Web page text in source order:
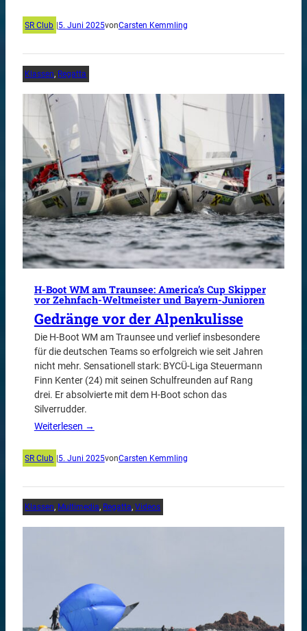
SR Club |5. Juni 2025vonCarsten Kemmling
Klassen, Regatta
H-Boot WM am Traunsee: America’s Cup Skipper
vor Zehnfach-Weltmeister und Bayern-Junioren
Gedränge vor der Alpenkulisse
Die H-Boot WM am Traunsee und verlief insbesondere
für die deutschen Teams so erfolgreich wie seit Jahren
nicht mehr. Sensationell stark: BYCÜ-Liga Steuermann
Finn Kenter (24) mit seinen Schulfreunden auf Rang
drei. Er absolvierte mit dem H-Boot schon das
Silverrudder.
Weiterlesen →
SR Club |5. Juni 2025vonCarsten Kemmling
Klassen, Multimedia, Regatta, Videos